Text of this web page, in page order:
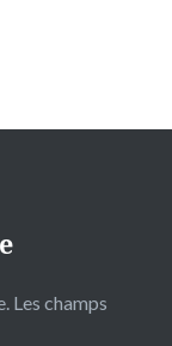
Les champs